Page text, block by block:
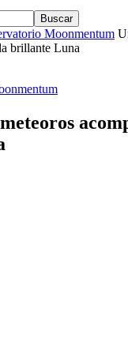
Moonmentum
brillante Luna